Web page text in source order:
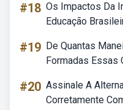
#18 Os Impactos Da
Educação
#19 De Quantas
Formadas Essas
#20 Assinale A
Corretamente